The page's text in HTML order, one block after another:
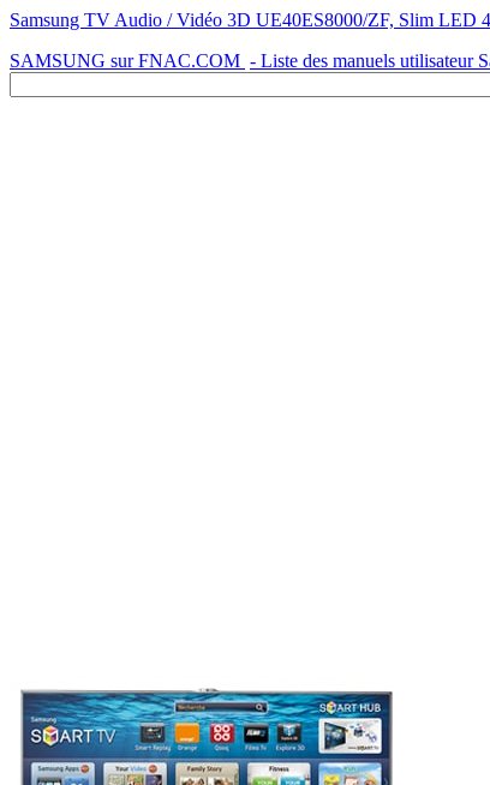
Samsung TV Audio / Vidéo 3D UE40ES8000/ZF, Slim
SAMSUNG sur FNAC.COM - Liste des manuels utilisateur